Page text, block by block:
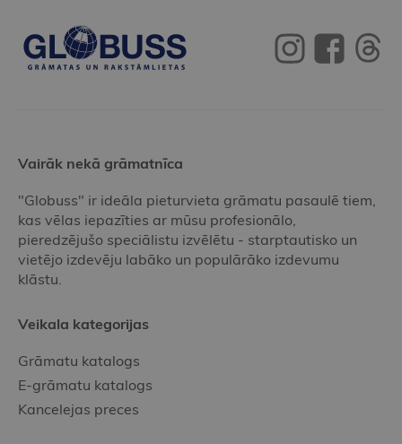
Vairāk nekā grāmatnīca
"Globuss" ir ideāla pieturvieta grāmatu pasaulē tiem,
kas vēlas iepazīties ar mūsu profesionālo,
pieredzējušo speciālistu izvēlētu - starptautisko un
vietējo izdevēju labāko un populārāko izdevumu
klāstu.
Veikala kategorijas
Grāmatu katalogs
E-grāmatu katalogs
Kancelejas preces